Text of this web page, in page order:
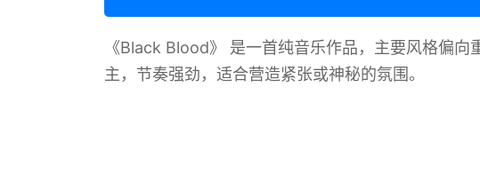
《Black Blood》 是一首纯音乐作品，主要风格偏
主，节奏强劲，适合营造紧张或神秘的氛围。